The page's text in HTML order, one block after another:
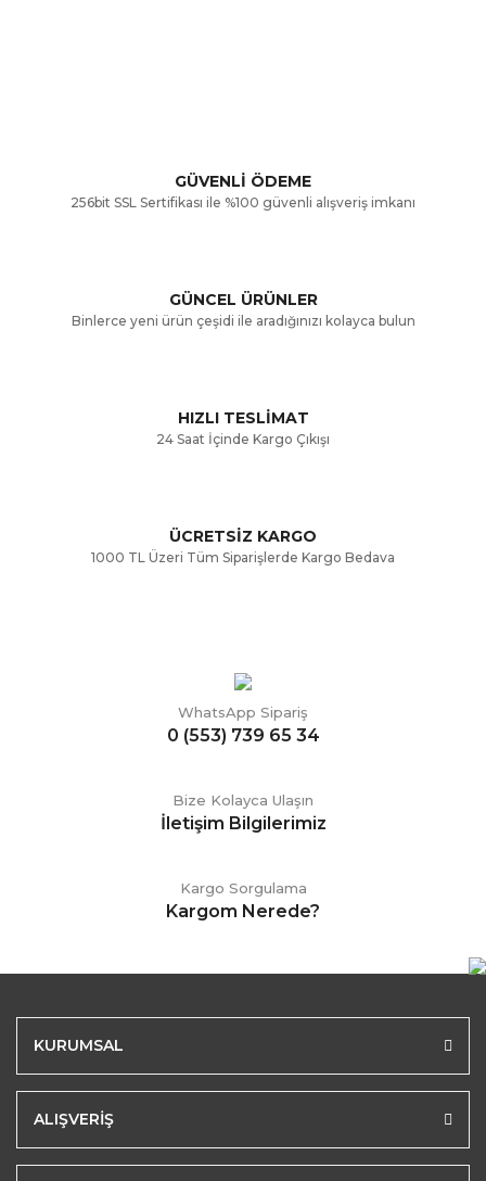
Ürün resmi kalitesiz, bozuk veya görüntülenemiyor.
Ürün bilgilerinde hatalar bulunuyor.
Gönder
GÜVENLİ ÖDEME
256bit SSL Sertifikası ile %100 güvenli alışveriş imkanı
GÜNCEL ÜRÜNLER
Binlerce yeni ürün çeşidi ile aradığınızı kolayca bulun
HIZLI TESLİMAT
24 Saat İçinde Kargo Çıkışı
ÜCRETSİZ KARGO
1000 TL Üzeri Tüm Siparişlerde Kargo Bedava
WhatsApp Sipariş
0 (553) 739 65 34
Bize Kolayca Ulaşın
İletişim Bilgilerimiz
Kargo Sorgulama
Kargom Nerede?
KURUMSAL
ALIŞVERİŞ